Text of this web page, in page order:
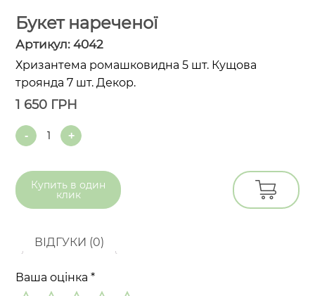
Букет нареченої
Артикул:4042
Хризантема ромашковидна 5 шт. Кущова
троянда 7 шт. Декор.
1 650 ГРН
Quantity
Купить в один
клик
ВІДГУКИ (0)
Ваша оцінка*